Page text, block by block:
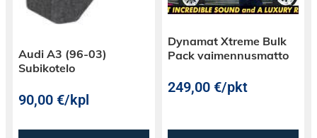
Audi A3 (96-03)
Subikotelo
90,00€/kpl
Dynamat Xtreme Bulk
Pack vaimennusmatto
249,00€/pkt